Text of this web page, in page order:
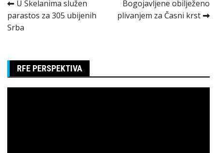
Kretanje
članka
U Skelanima služen
parastos za 305 ubijenih
Srba
Bogojavljene obilježeno
plivanjem za Časni krst
RFE PERSPEKTIVA